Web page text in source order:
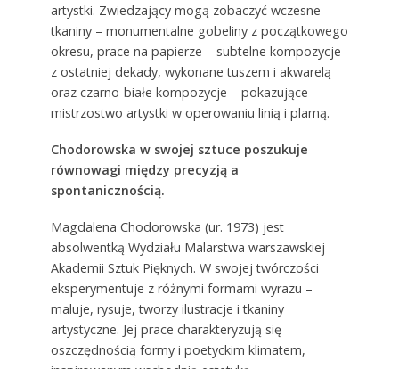
artystki. Zwiedzający mogą zobaczyć wczesne
tkaniny – monumentalne gobeliny z początkowego
okresu, prace na papierze – subtelne kompozycje
z ostatniej dekady, wykonane tuszem i akwarelą
oraz czarno-białe kompozycje – pokazujące
mistrzostwo artystki w operowaniu linią i plamą.
Chodorowska w swojej sztuce poszukuje
równowagi między precyzją a
spontanicznością.
Magdalena Chodorowska (ur. 1973) jest
absolwentką Wydziału Malarstwa warszawskiej
Akademii Sztuk Pięknych. W swojej twórczości
eksperymentuje z różnymi formami wyrazu –
maluje, rysuje, tworzy ilustracje i tkaniny
artystyczne. Jej prace charakteryzują się
oszczędnością formy i poetyckim klimatem,